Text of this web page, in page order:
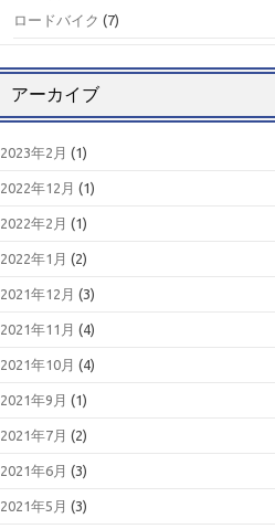
ロードバイク (7)
アーカイブ
2023年2月 (1)
2022年12月 (1)
2022年2月 (1)
2022年1月 (2)
2021年12月 (3)
2021年11月 (4)
2021年10月 (4)
2021年9月 (1)
2021年7月 (2)
2021年6月 (3)
2021年5月 (3)